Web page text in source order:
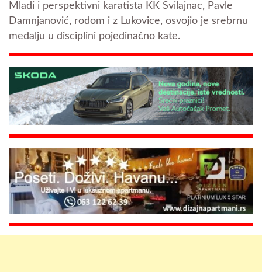
Mladi i perspektivni karatista KK Svilajnac, Pavle
Damnjanović, rodom i z Lukovice, osvojio je srebrnu
medalju u disciplini pojedinačno kate.